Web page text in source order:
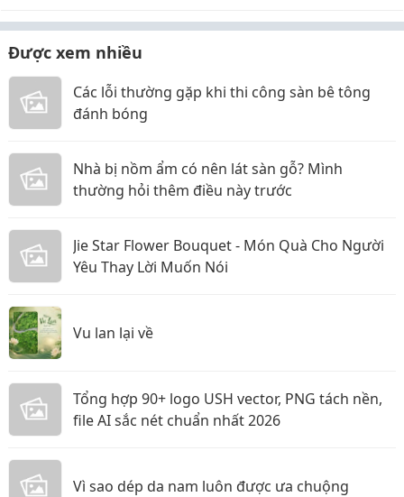
Được xem nhiều
Các lỗi thường gặp khi thi công sàn bê tông
đánh bóng
Nhà bị nồm ẩm có nên lát sàn gỗ? Mình
thường hỏi thêm điều này trước
Jie Star Flower Bouquet - Món Quà Cho Người
Yêu Thay Lời Muốn Nói
Vu lan lại về
Tổng hợp 90+ logo USH vector, PNG tách nền,
file AI sắc nét chuẩn nhất 2026
Vì sao dép da nam luôn được ưa chuộng